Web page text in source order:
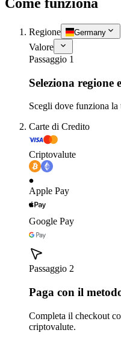
Regione Germany
Valore
Passaggio 1
Seleziona regione
Scegli dove funziona
Carte di Credito
Criptovalute
Apple Pay
Google Pay
Passaggio 2
Paga con il
Completa il checkout
criptovalute.